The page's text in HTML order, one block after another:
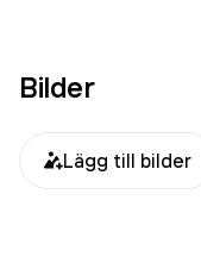
Bilder
Lägg till bilder